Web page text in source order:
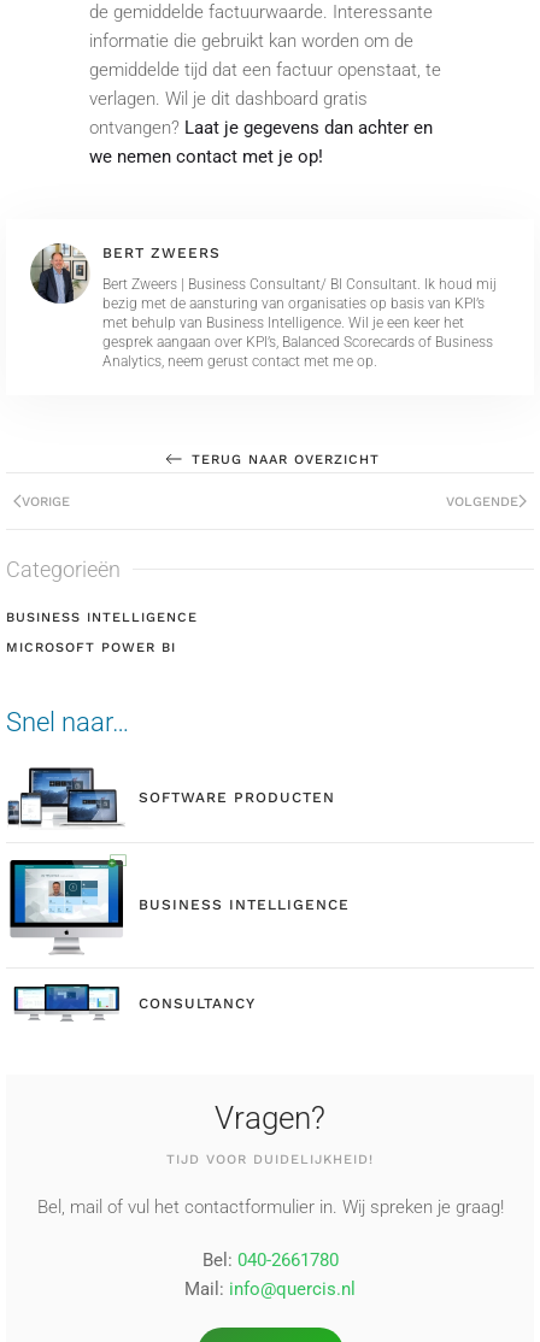
de gemiddelde factuurwaarde. Interessante
informatie die gebruikt kan worden om de
gemiddelde tijd dat een factuur openstaat, te
verlagen. Wil je dit dashboard gratis
ontvangen? Laat je gegevens dan achter en
we nemen contact met je op!
BERT ZWEERS
Bert Zweers | Business Consultant/ BI Consultant. Ik houd mij
bezig met de aansturing van organisaties op basis van KPI’s
met behulp van Business Intelligence. Wil je een keer het
gesprek aangaan over KPI’s, Balanced Scorecards of Business
Analytics, neem gerust contact met me op.
TERUG NAAR OVERZICHT
VORIGE VOLGENDE
Categorieën
BUSINESS INTELLIGENCE
MICROSOFT POWER BI
Snel naar…
SOFTWARE PRODUCTEN
BUSINESS INTELLIGENCE
CONSULTANCY
Vragen?
TIJD VOOR DUIDELIJKHEID!
Bel, mail of vul het contactformulier in. Wij spreken je graag!
Bel: 040-2661780
Mail: info@quercis.nl